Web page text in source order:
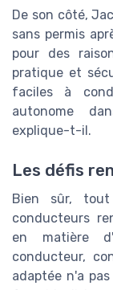
De son côté,
sans permis
pour des
pratique et
faciles à
autonome
explique-t-il.
Les défis
Bien sûr,
conducteurs
en matière
conducteur,
adaptée n'a